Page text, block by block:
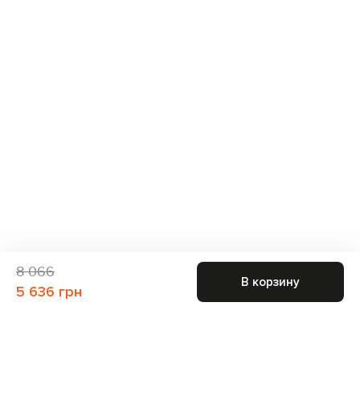
8 066
5 636 грн
В корзину